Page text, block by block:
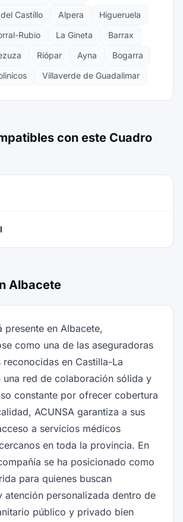
Castillo
Alpera
Higueruela
Rubio La Gineta
Barrax
Riópar Ayna
Bogarra
Villaverde de Guadalimar
con este Cuadro
Albacete
presente en Albacete,
como una de las aseguradoras
reconocidas en Castilla-La
una red de colaboración sólida y
constante por ofrecer cobertura
ACUNSA garantiza a sus
a servicios médicos
en toda la provincia. En
se ha posicionado como
para quienes buscan
atención personalizada dentro de
público y privado bien